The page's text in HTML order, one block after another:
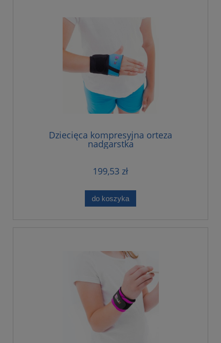
Dziecięca kompresyjna orteza
nadgarstka
199,53 zł
do koszyka